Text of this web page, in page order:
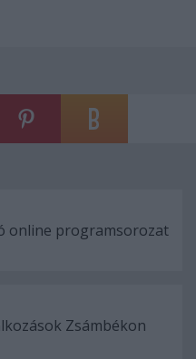
online programsorozat
Zsámbékon